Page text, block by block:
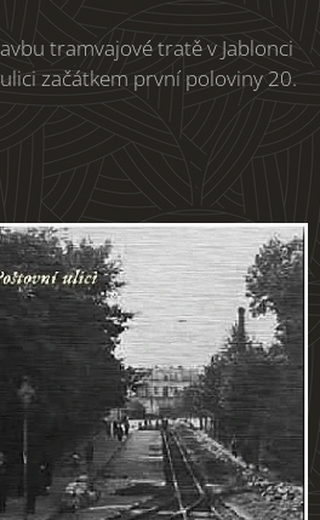
tramvajové tratě v Jablonci
začátkem první poloviny 20.